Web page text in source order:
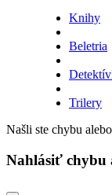
Knihy
Beletria
Trilery
Našli ste chybu
Nahlásiť chybu